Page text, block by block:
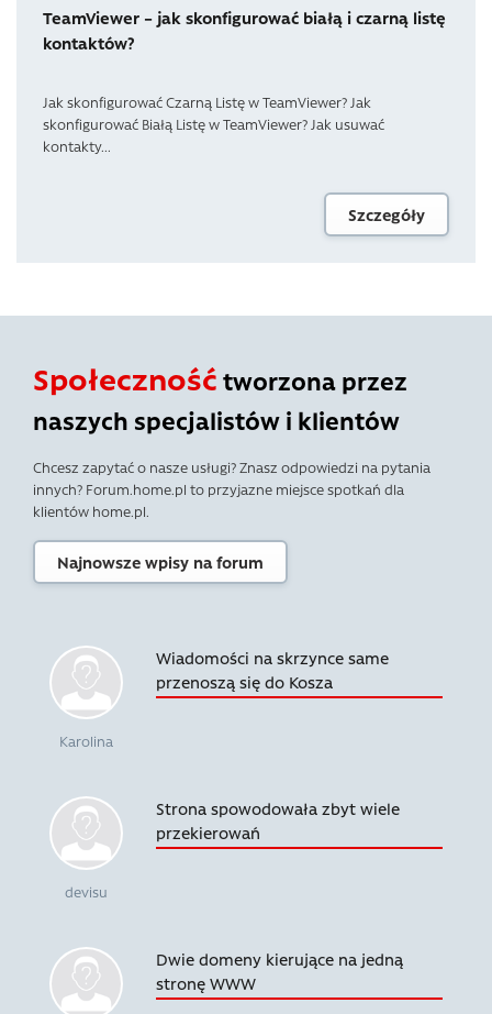
TeamViewer – jak skonfigurować białą i czarną listę
kontaktów?
Jak skonfigurować Czarną Listę w TeamViewer? Jak
skonfigurować Białą Listę w TeamViewer? Jak usuwać
kontakty...
Szczegóły
Społeczność tworzona przez
naszych specjalistów i klientów
Chcesz zapytać o nasze usługi? Znasz odpowiedzi na pytania
innych? Forum.home.pl to przyjazne miejsce spotkań dla
klientów home.pl.
Najnowsze wpisy na forum
Karolina
Wiadomości na skrzynce same
przenoszą się do Kosza
devisu
Strona spowodowała zbyt wiele
przekierowań
Dwie domeny kierujące na jedną
stronę WWW